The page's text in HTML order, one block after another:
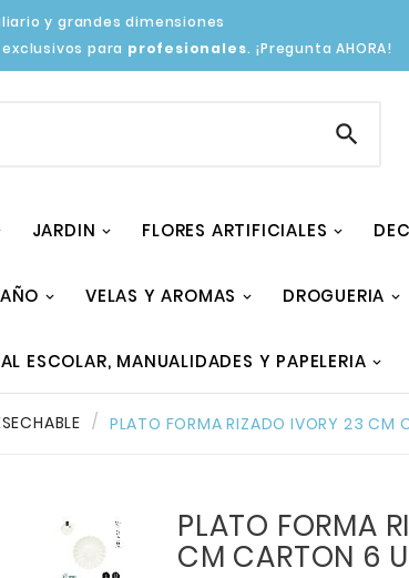
y grandes dimensiones
para profesionales. ¡Pregunta AHORA!

JARDIN FLORES ARTIFICIALES
VELAS Y AROMAS DROGUERIA
ESCOLAR, MANUALIDADES Y PAPELERIA
PLATO FORMA RIZADO IVORY 23 CM
PLATO FORMA
CM CARTON 6